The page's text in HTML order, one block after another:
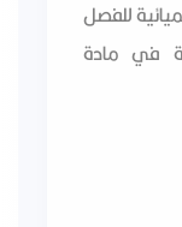
للفصل
في مادة